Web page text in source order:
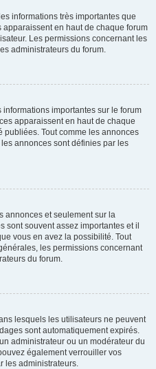
informations très importantes que
en haut de chaque forum
Les permissions concernant les
administrateurs du forum.
importantes sur le forum
apparaissent en haut de chaque
Tout comme les annonces
annonces sont définies par les
annonces et seulement sur la
sont souvent assez importantes et il
vous en avez la possibilité. Tout
les permissions concernant
du forum.
lesquels les utilisateurs ne peuvent
sont automatiquement expirés.
administrateur ou un modérateur du
également verrouiller vos
les administrateurs.